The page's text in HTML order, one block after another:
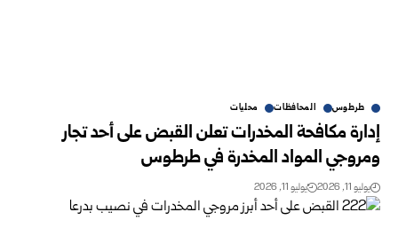
طرطوس المحافظات محليات
إدارة مكافحة المخدرات تعلن القبض على أحد تجار
ومروجي المواد المخدرة في طرطوس
يوليو 11, 2026 يوليو 11, 2026